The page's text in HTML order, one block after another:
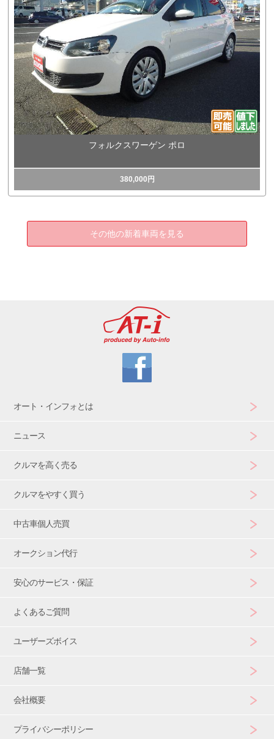
フォルクスワーゲン ポロ
380,000円
その他の新着車両を見る
オート・インフォとは
ニュース
クルマを高く売る
クルマをやすく買う
中古車個人売買
オークション代行
安心のサービス・保証
よくあるご質問
ユーザーズボイス
店舗一覧
会社概要
プライバシーポリシー